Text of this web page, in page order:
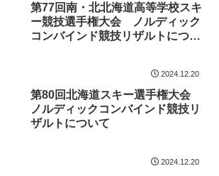
第77回南・北北海道高等学校スキ
ー競技選手権大会 ノルディック
コンバインド競技リザルトについ
2024.12.20
第80回北海道スキー選手権大会
ノルディックコンバインド競技リ
ザルトについて
2024.12.20